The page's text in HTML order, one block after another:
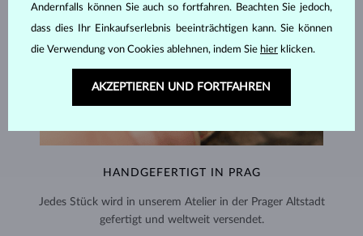
HANDGEFERTIGT IN PRAG
Jedes Stück wird in unserem Atelier in der Prager Altstadt
gefertigt und weltweit versendet.
Andernfalls können Sie auch so fortfahren. Beachten Sie jedoch,
dass dies Ihr Einkaufserlebnis beeinträchtigen kann. Sie können
die Verwendung von Cookies ablehnen, indem Sie hier klicken.
AKZEPTIEREN UND FORTFAHREN